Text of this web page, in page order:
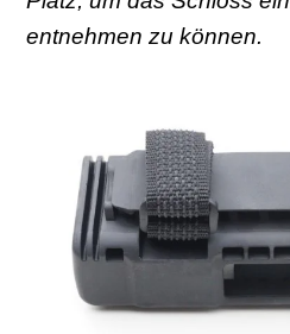
entnehmen zu können.